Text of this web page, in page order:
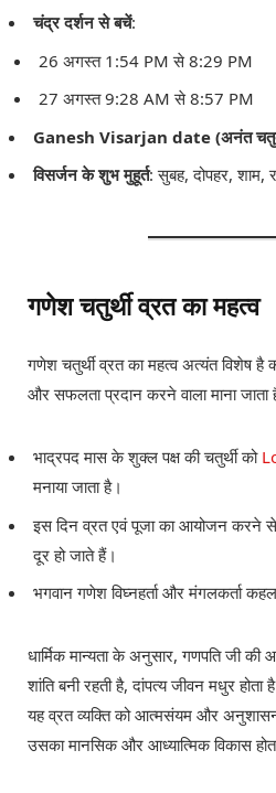
चंद्र दर्शन से बचें:
26 अगस्त 1:54 PM से 8:29 PM
27 अगस्त 9:28 AM से 8:57 PM
Ganesh Visarjan date (अनंत
विसर्जन के शुभ मुहूर्त: सुबह, दोपहर, शाम,
गणेश चतुर्थी व्रत का महत्व
गणेश चतुर्थी व्रत का महत्व अत्यंत विशेष है
और सफलता प्रदान करने वाला माना जाता
भाद्रपद मास के शुक्ल पक्ष की चतुर्थी को
मनाया जाता है।
इस दिन व्रत एवं पूजा का आयोजन करने
दूर हो जाते हैं।
भगवान गणेश विघ्नहर्ता और मंगलकर्ता
धार्मिक मान्यता के अनुसार, गणपति जी
शांति बनी रहती है, दांपत्य जीवन मधुर होता
यह व्रत व्यक्ति को आत्मसंयम और अनुशासन
उसका मानसिक और आध्यात्मिक विकास